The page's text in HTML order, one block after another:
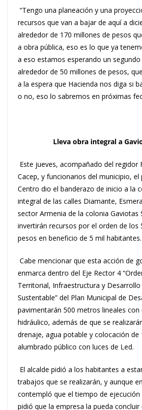
“Tengo una planeación y una
recursos que van a bajar de aquí a
alrededor de 170 millones de pesos
a obra pública, eso es lo que ya
a eso estamos esperando un
alrededor de 50 millones de pesos,
a la espera que Hacienda nos diga si
o no, eso lo sabremos en próximas
Lleva obra integral a
Este jueves, acompañado del regidor
Cacep, y funcionarios del municipio,
Centro dio el banderazo de inicio a la
integral de las calles Diamante,
sector Armenia de la colonia Gaviotas
invertirán recursos por el orden de los
pesos en beneficio de 5 mil habitantes.
Cabe mencionar que esta acción de
enmarca dentro del Eje Rector 4
Territorial, Infraestructura y
Sustentable” del Plan Municipal de
pavimentarán 500 metros lineales con
hidráulico, además de que se
drenaje, agua potable y colocación de
alumbrado público con luces de Led.
El alcalde pidió a los habitantes a
trabajos que se realizarán, y aunque
contempló que el tiempo de ejecución
pidió que la empresa la pueda concluir